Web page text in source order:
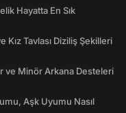
Hayatta En Sık
Kız Tavlası Diziliş Şekilleri
ve Minör Arkana Desteleri
Aşk Uyumu Nasıl